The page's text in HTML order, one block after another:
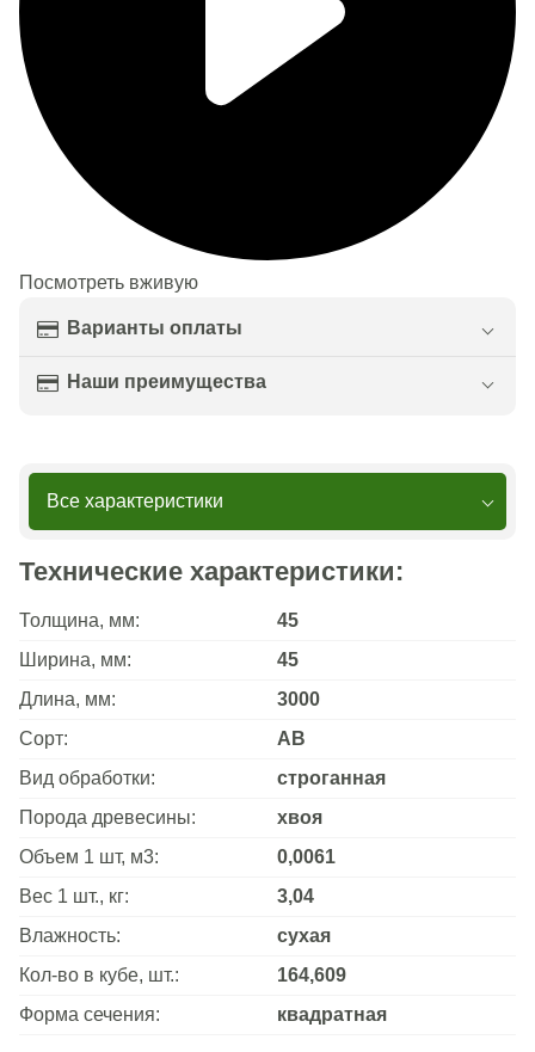
Посмотреть вживую
Варианты оплаты
Наши преимущества
Все характеристики
Технические характеристики:
Толщина, мм:
45
Ширина, мм:
45
Длина, мм:
3000
Сорт:
АВ
Вид обработки:
строганная
Порода древесины:
хвоя
Объем 1 шт, м3:
0,0061
Вес 1 шт., кг:
3,04
Влажность:
сухая
Кол-во в кубе, шт.:
164,609
Форма сечения:
квадратная